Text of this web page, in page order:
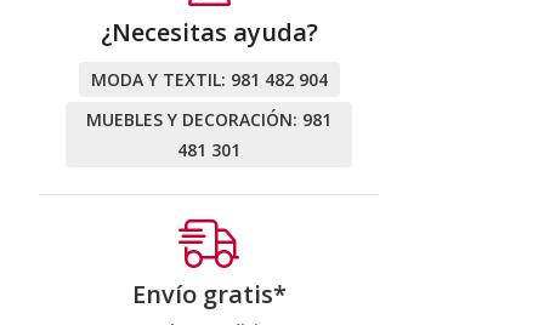
¿Necesitas ayuda?
MODA Y TEXTIL: 981 482 904
MUEBLES Y DECORACIÓN: 981
481 301
Envío gratis*